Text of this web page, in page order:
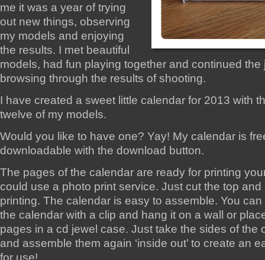
me it was a year of trying
out new things, observing
my models and enjoying
the results. I met beautiful
models, had fun playing together and continued the
browsing through the results of shooting.
I have created a sweet little calendar for 2013 with
twelve of my models.
Would you like to have one? Yay! My calendar is
downloadable with the download button.
The pages of the calendar are ready for printing
could use a photo print service. Just cut the top and
printing. The calendar is easy to assemble. You
the calendar with a clip and hang it on a wall or
pages in a cd jewel case. Just take the sides of the
and assemble them again ‘inside out’ to create an
for use!